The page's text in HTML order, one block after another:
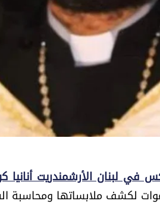
في لبنان الأرشمندريت أنانيا
لكشف ملابساتها ومحاسبة